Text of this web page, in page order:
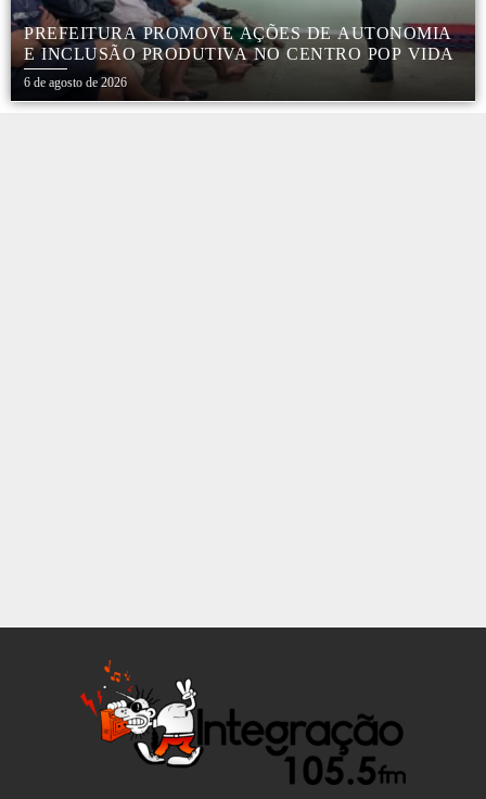
PREFEITURA PROMOVE AÇÕES DE AUTONOMIA
E INCLUSÃO PRODUTIVA NO CENTRO POP VIDA
6 de agosto de 2026